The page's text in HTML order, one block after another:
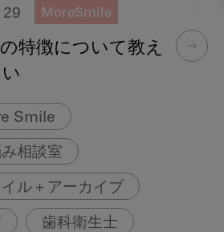
MoreSmile
特徴について教え
Smile
相談室
ル＋アーカイブ
歯科衛生士